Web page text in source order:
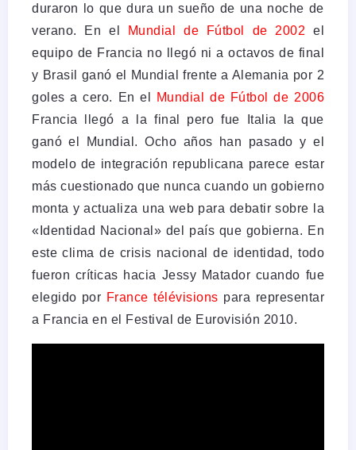
duraron lo que dura un sueño de una noche de
verano. En el
Mundial de Fútbol de 2002 el
equipo de Francia no llegó ni a octavos de final
y Brasil ganó el Mundial frente a Alemania por 2
goles a cero. En el
Mundial de Fútbol de 2006
Francia llegó a la final pero fue Italia la que
ganó el Mundial. Ocho años han pasado y el
modelo de integración republicana parece estar
más cuestionado que nunca cuando un gobierno
monta y actualiza una web para debatir sobre la
«Identidad Nacional» del país que gobierna. En
este clima de crisis nacional de identidad, todo
fueron críticas hacia Jessy Matador cuando fue
elegido por France télévisions para representar
a Francia en el Festival de Eurovisión 2010.